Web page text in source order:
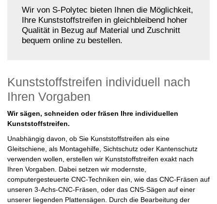
Wir von S-Polytec bieten Ihnen die Möglichkeit,
Ihre Kunststoffstreifen in gleichbleibend hoher
Qualität in Bezug auf Material und Zuschnitt
bequem online zu bestellen.
Kunststoffstreifen individuell nach
Ihren Vorgaben
Wir sägen, schneiden oder fräsen Ihre individuellen
Kunststoffstreifen.
Unabhängig davon, ob Sie Kunststoffstreifen als eine
Gleitschiene, als Montagehilfe, Sichtschutz oder Kantenschutz
verwenden wollen, erstellen wir Kunststoffstreifen exakt nach
Ihren Vorgaben. Dabei setzen wir modernste,
computergesteuerte CNC-Techniken ein, wie das CNC-Fräsen auf
unseren 3-Achs-CNC-Fräsen, oder das CNS-Sägen auf einer
unserer liegenden Plattensägen. Durch die Bearbeitung der